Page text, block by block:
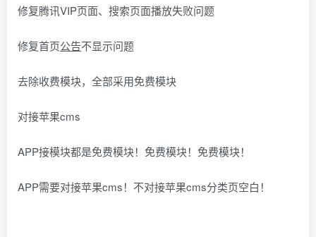
修复腾讯VIP页面、搜索页面播放失败问题
修复首页公告不显示问题
去除收费模块，全部采用免费模块
对接苹果cms
APP接模块都是免费模块！免费模块！免费模块！
APP需要对接苹果cms！不对接苹果cms分类页空白！